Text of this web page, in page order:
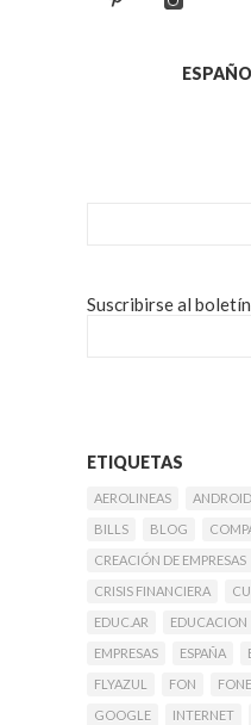
Suscribirse al
ETIQUETAS
AEROLINEAS ANDROID
BILLS
BLOG
CREACIÓN DE EMPRESAS
CRISIS FINANCIERA
EDUC.AR
EDUCACION
EMPRESAS
ESPAÑA
FLYAZUL
FON
GOOGLE
INTERNET